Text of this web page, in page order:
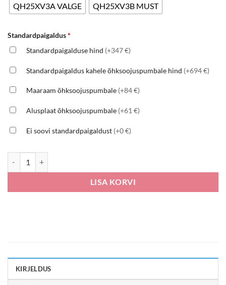
QH25XV3A VALGE QH25XV3B MUST
Standardpaigaldus*
Standardpaigalduse hind (+347 €)
Standardpaigaldus kahele õhksoojuspumbale hind (+694 €)
Maaraam õhksoojuspumbale (+84 €)
Alusplaat õhksoojuspumbale (+61 €)
Ei soovi standardpaigaldust (+0 €)
LISA KORVI
KIRJELDUS